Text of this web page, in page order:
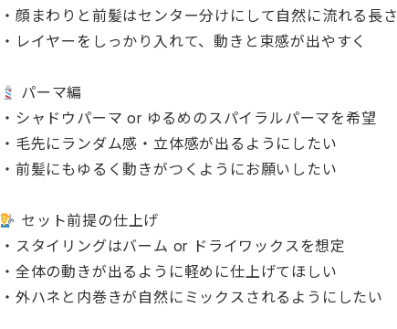
・顔まわりと前髪はセンター分けにして自然に流れる長さ
・レイヤーをしっかり入れて、動きと束感が出やすく
パーマ編
・シャドウパーマ or ゆるめのスパイラルパーマを希望
・毛先にランダム感・立体感が出るようにしたい
・前髪にもゆるく動きがつくようにお願いしたい
セット前提の仕上げ
・スタイリングはバーム or ドライワックスを想定
・全体の動きが出るように軽めに仕上げてほしい
・外ハネと内巻きが自然にミックスされるようにしたい